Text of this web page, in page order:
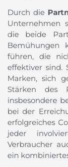
Durch die
Unternehmen
die beide
Bemühungen
führen, die
effektiver sind.
Marken, sich
Stärken des
insbesondere
bei der
erfolgreiches
jeder
Verbraucher
ein